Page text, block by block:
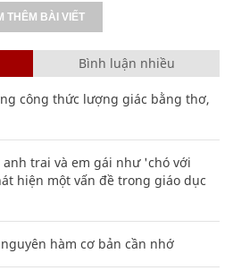
THÊM BÀI VIẾT
Bình luận nhiều
công thức lượng giác bằng thơ,
trai và em gái như 'chó với
hiện một vấn đề trong giáo dục
hàm cơ bản cần nhớ